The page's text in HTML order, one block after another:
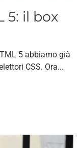
5: il box
5 abbiamo già
CSS. Ora...